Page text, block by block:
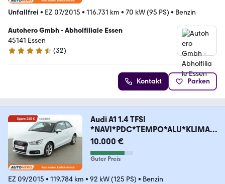
Unfallfrei • EZ 07/2015 • 116.731 km • 70 kW (95 PS) • Benzin
Autohero Gmbh - Abholfiliale Essen
45141 Essen
4.7 Sterne
(32)
Kontakt Parken
Audi A1 1.4 TFSI
*NAVI*PDC*TEMPO*ALU*KLIMA*
SHZ*
10.000 €
Guter Preis
EZ 09/2015 • 119.784 km • 92 kW (125 PS) • Benzin